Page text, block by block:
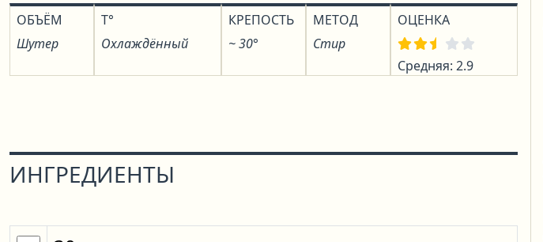
ОБЪЁМ
Шутер
T°
Охлаждённый
КРЕПОСТЬ
~ 30°
МЕТОД
Стир
ОЦЕНКА
Средняя: 2.9
ИНГРЕДИЕНТЫ